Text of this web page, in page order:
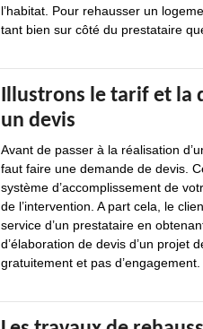
l’habitat. Pour rehausser un
tant bien sur côté du prestataire
Illustrons le tarif et la
un devis
Avant de passer à la réalisation
faut faire une demande de devis.
système d’accomplissement de
de l’intervention. A part cela, le
service d’un prestataire en
d’élaboration de devis d’un projet
gratuitement et pas d’engagement.